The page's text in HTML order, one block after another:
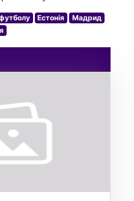
Естонія
Мадрид